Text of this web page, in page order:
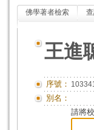
佛學著者檢索
王進
序號：
別名：
請將